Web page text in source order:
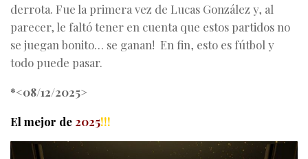
derrota. Fue la primera vez de Lucas González y, al
parecer, le faltó tener en cuenta que estos partidos no
se juegan bonito… se ganan! En fin, esto es fútbol y
todo puede pasar.
*<08/12/2025>
El mejor de 2025!!!